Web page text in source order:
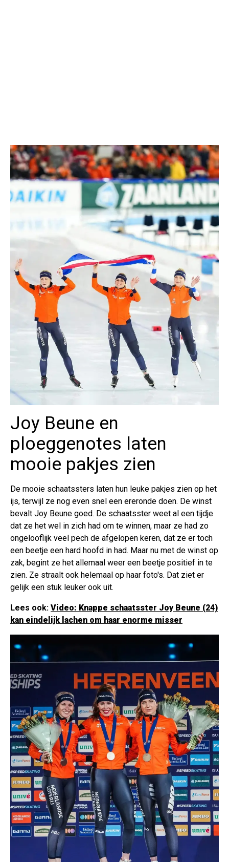
Joy Beune en
ploeggenotes laten
mooie pakjes zien
De mooie schaatssters laten hun leuke pakjes zien op het
ijs, terwijl ze nog even snel een ereronde doen. De winst
bevalt Joy Beune goed. De schaatsster weet al een tijdje
dat ze het wel in zich had om te winnen, maar ze had zo
ongelooflijk veel pech de afgelopen keren, dat ze er toch
een beetje een hard hoofd in had. Maar nu met de winst op
zak, begint ze het allemaal weer een beetje positief in te
zien. Ze straalt ook helemaal op haar foto's. Dat ziet er
gelijk een stuk leuker ook uit.
Lees ook: Video: Knappe schaatsster Joy Beune (24)
kan eindelijk lachen om haar enorme misser